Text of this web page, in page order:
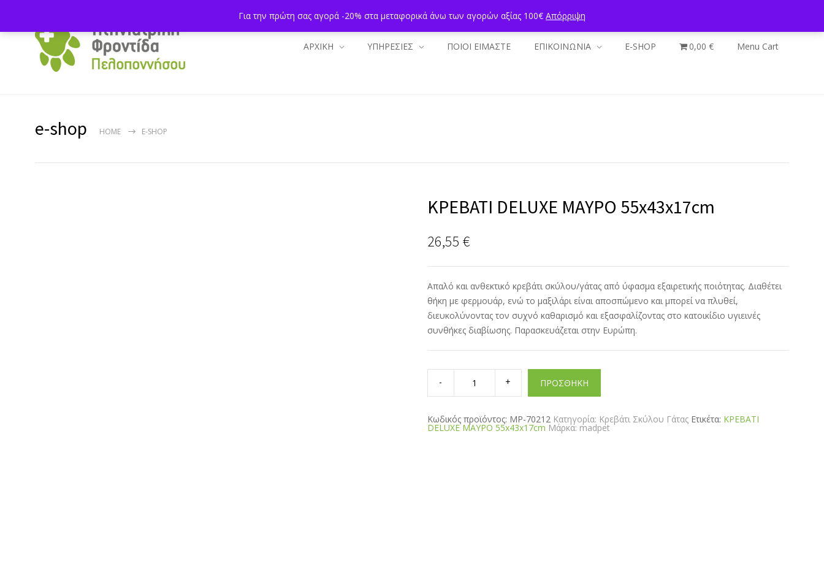
ΑΡΧΙΚΗ ΥΠΗΡΕΣΙΕΣ ΠΟΙΟΙ ΕΙΜΑΣΤΕ ΕΠΙΚΟΙΝΩΝΙΑ E-SHOP 0,00 € Menu Cart
e-shop HOME E-SHOP
ΚΡΕΒΑΤΙ DELUXE ΜΑΥΡΟ 55x43x17cm
26,55 €
Απαλό και ανθεκτικό κρεβάτι σκύλου/γάτας από ύφασμα εξαιρετικής ποιότητας. Διαθέτει
θήκη με φερμουάρ, ενώ το μαξιλάρι είναι αποσπώμενο και μπορεί να πλυθεί,
διευκολύνοντας τον συχνό καθαρισμό και εξασφαλίζοντας στο κατοικίδιο υγιεινές
συνθήκες διαβίωσης. Παρασκευάζεται στην Ευρώπη.
ΚΡΕΒΑΤΙ
DELUXE
55x43x17cm
ΠΡΟΣΘΗΚΗ
Κωδικός προϊόντος: MP-70212 Κατηγορία: Κρεβάτι Σκύλου Γάτας Ετικέτα: ΚΡΕΒΑΤΙ
DELUXE ΜΑΥΡΟ 55x43x17cm Μάρκα: madpet
Για την πρώτη σας αγορά -20% στα μεταφορικά άνω των αγορών αξίας 100€ Απόρριψη